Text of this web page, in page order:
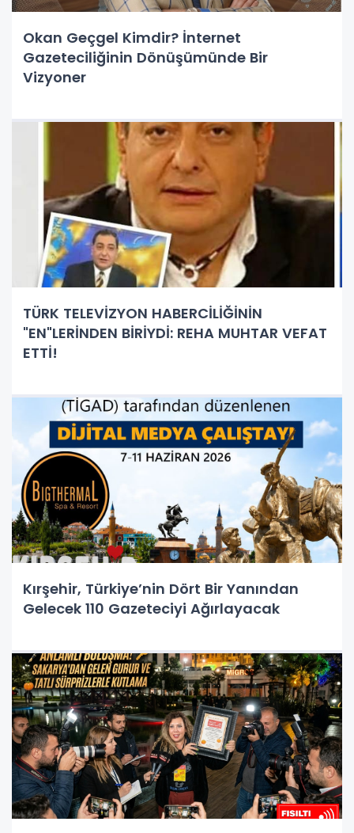
Okan Geçgel Kimdir? İnternet
Gazeteciliğinin Dönüşümünde Bir
Vizyoner
TÜRK TELEVİZYON HABERCİLİĞİNİN
"EN"LERİNDEN BİRİYDİ: REHA MUHTAR VEFAT
ETTİ!
Kırşehir, Türkiye’nin Dört Bir Yanından
Gelecek 110 Gazeteciyi Ağırlayacak